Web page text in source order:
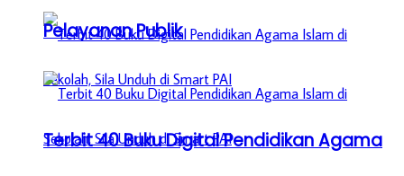
Terbit 40 Buku Digital Pendidikan Agama
Pelayanan Publik